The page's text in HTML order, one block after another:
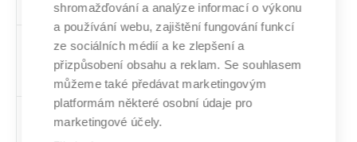
profession
English for
bachelors-
intermediate 1
en 3
Volitelný
všeobecný
English for
bachelors- pre-
en 3
Volitelný
shromažďování a analýze informací o výkonu
a používání webu, zajištění fungování funkcí
ze sociálních médií a ke zlepšení a
přizpůsobení obsahu a reklam. Se souhlasem
můžeme také předávat marketingovým
platformám některé osobní údaje pro
marketingové účely.